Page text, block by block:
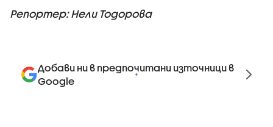
Репортер: Нели Тодорова
Добави ни в предпочитани източници в
Google